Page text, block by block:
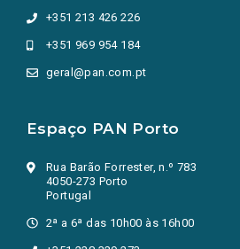
+351 213 426 226
+351 969 954 184
geral@pan.com.pt
Espaço PAN Porto
Rua Barão Forrester, n.º 783
4050-273 Porto
Portugal
2ª a 6ª das 10h00 às 16h00